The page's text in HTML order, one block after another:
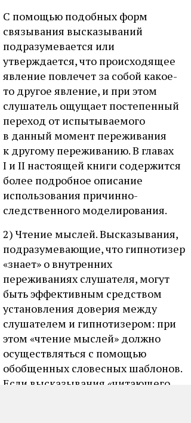
С помощью подобных форм
связывания высказываний
подразумевается или
утверждается, что происходящее
явление повлечет за собой какое-
то другое явление, и при этом
слушатель ощущает постепенный
переход от испытываемого
в данный момент переживания
к другому переживанию. В главах
I и II настоящей книги содержится
более подробное описание
использования причинно-
следственного моделирования.
2) Чтение мыслей. Высказывания,
подразумевающие, что гипнотизер
«знает» о внутренних
переживаниях слушателя, могут
быть эффективным средством
установления доверия между
слушателем и гипнотизером: при
этом «чтение мыслей» должно
осуществляться с помощью
обобщенных словесных шаблонов.
Если высказывания «читающего